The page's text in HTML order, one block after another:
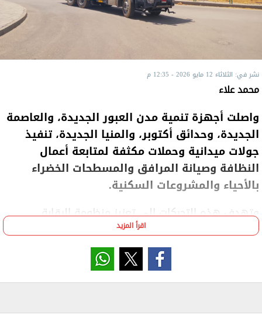
نشر في: الثلاثاء 12 مايو 2026 - 12:35 م
محمد علاء
واصلت أجهزة تنمية مدن العبور الجديدة، والعاصمة
الجديدة، وحدائق أكتوبر، والمنيا الجديدة، تنفيذ
جولات ميدانية وحملات مكثفة لمتابعة أعمال
النظافة وصيانة المرافق والمسطحات الخضراء
بالأحياء والمشروعات السكنية.
وتهدف هذه التحركات إلى تعزيز منظومة الرقابة
والانضباط داخل المدن الجديدة، والارتقاء بمستوى
الخدمات المقدمة للمواطنين، بما يسهم في تحسين
جودة الحياة والحفاظ على المظهر الحضاري للمدن، تنفيذاً
لتعليمات الوزيرة بضرورة تكثيف المتابعة الميدانية
الثلاثاء.
اقرأ المزيد